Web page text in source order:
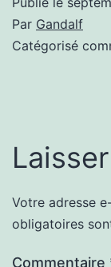
Par Gandalf
Catégorisé
Votre adresse
obligatoires
Commentaire